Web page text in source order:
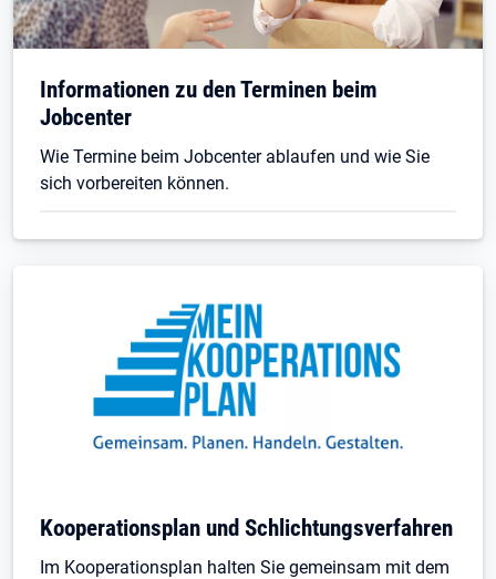
Informationen zu den Terminen beim
Jobcenter
Wie Termine beim Jobcenter ablaufen und wie Sie
sich vorbereiten können.
Kooperationsplan und Schlichtungsverfahren
Im Kooperationsplan halten Sie gemeinsam mit dem